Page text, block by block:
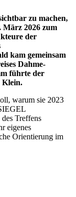
zu machen,
März 2026 zum
der
kam gemeinsam
Dahme-
führte der
Klein.
warum sie 2023
Treffens
eigenes
Orientierung im